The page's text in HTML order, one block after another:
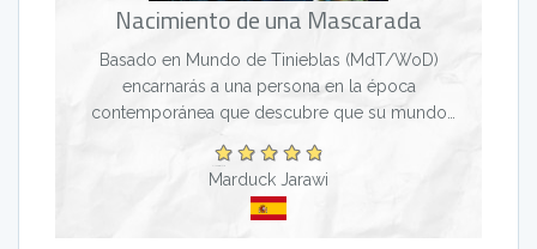
Nacimiento de una Mascarada
Basado en Mundo de Tinieblas (MdT/WoD)
encarnarás a una persona en la época
contemporánea que descubre que su mundo
Habrá misterio, magia, seres sobrenatu...
Marduck Jarawi